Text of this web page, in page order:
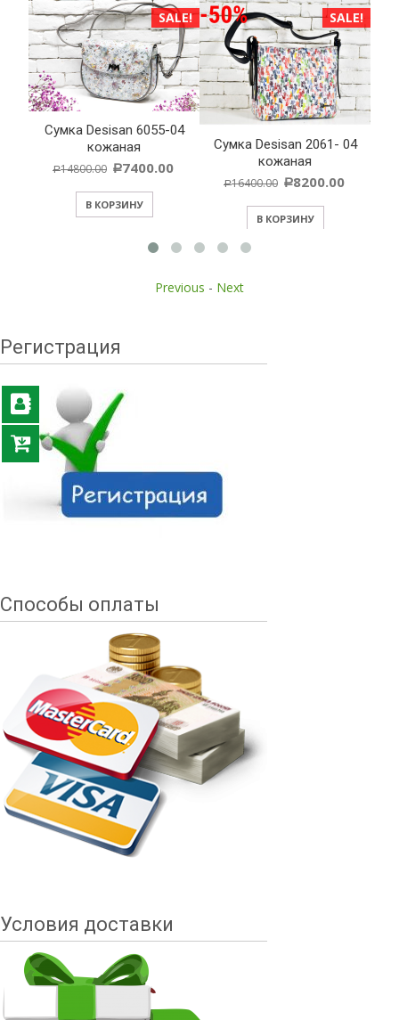
SALE!
Cумка Desisan 6055-04
кожаная
Р14800.00 Р7400.00
В КОРЗИНУ
SALE!
Cумка Desisan 2061- 04
кожаная
Р16400.00 Р8200.00
В КОРЗИНУ
Previous - Next
Регистрация
Способы оплаты
Условия доставки